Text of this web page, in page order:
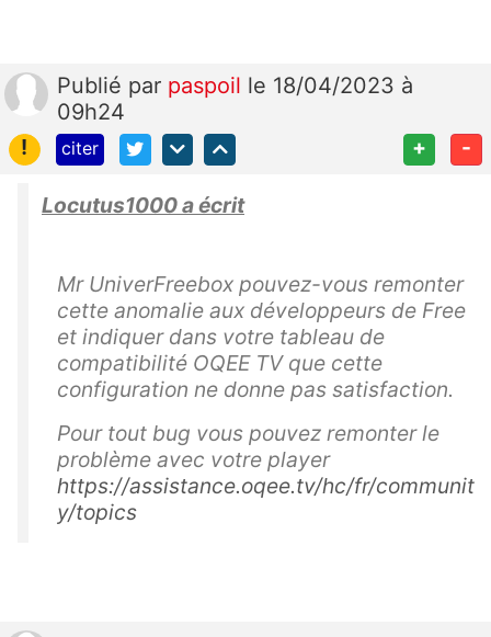
Publié par paspoil le 18/04/2023 à
09h24
!
citer + -
Locutus1000 a écrit
Mr UniverFreebox pouvez-vous remonter
cette anomalie aux développeurs de Free
et indiquer dans votre tableau de
compatibilité OQEE TV que cette
configuration ne donne pas satisfaction.
Pour tout bug vous pouvez remonter le
problème avec votre player
https://assistance.oqee.tv/hc/fr/communit
y/topics